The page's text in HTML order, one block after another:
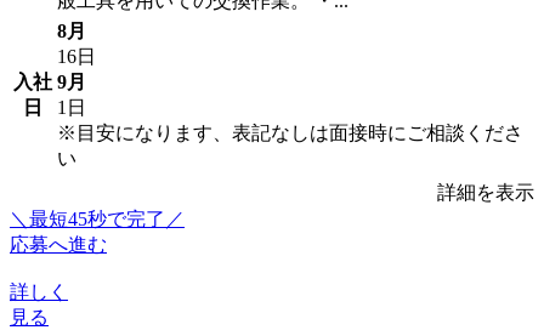
入社
日
8月
16日
9月
1日
※目安になります、表記なしは面接時にご相談くださ
い
詳細を表示
＼最短45秒で完了／
応募へ進む
詳しく
見る